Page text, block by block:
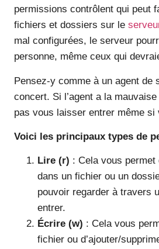
permissions contrôlent qui peut
fichiers et dossiers sur le
mal configurées, le serveur
personne, même ceux qui
Pensez-y comme à un agent de
concert. Si l’agent a la
pas vous laisser entrer même si
Voici les principaux types de
Lire (r) : Cela vous permet
dans un fichier ou un
pouvoir regarder à travers
entrer.
Écrire (w) : Cela vous
fichier ou d’ajouter/